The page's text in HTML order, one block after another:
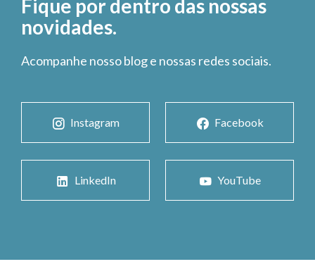
Fique por dentro das nossas
novidades.
Acompanhe nosso blog e nossas redes sociais.
Instagram Facebook
LinkedIn YouTube